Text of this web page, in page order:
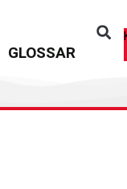
GLOSSAR